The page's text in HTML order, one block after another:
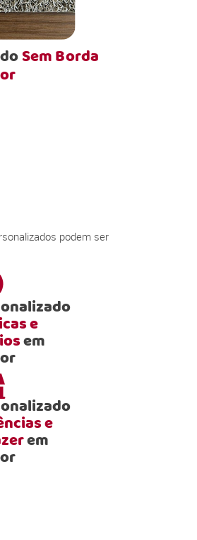
Sem Borda
podem ser
e
em
e
em